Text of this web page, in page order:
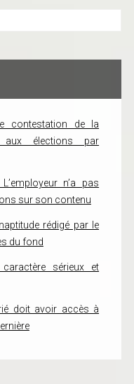
contestation de la
aux élections par
n’a pas
sur son contenu
rédigé par le
du fond
sérieux et
doit avoir accès à